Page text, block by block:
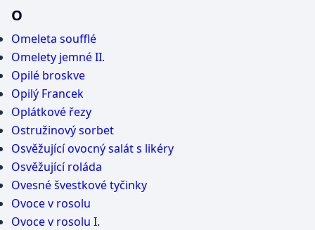
O
Omeleta soufflé
Omelety jemné II.
Opilé broskve
Opilý Francek
Oplátkové řezy
Ostružinový sorbet
Osvěžující ovocný salát s likéry
Osvěžující roláda
Ovesné švestkové tyčinky
Ovoce v rosolu
Ovoce v rosolu I.